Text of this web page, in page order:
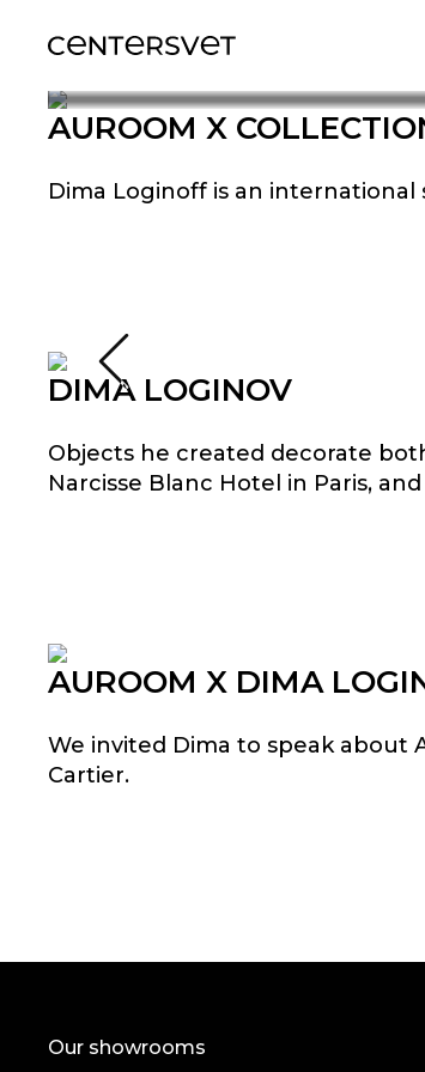
pageX DIMA LOGINOFF COLLECTION
July 8, 2021
AUROOM X
AUROOM X DIMA LOGINOFF
AUROOM X
Dima Loginoff is an
DIMA LOGINOV
Objects he created decorate
Narcisse Blanc Hotel in Paris,
AUROOM X DIMA
We invited Dima to speak about
Cartier.
Our showrooms
Декоративные светильники
Настольные лампы
Фасадные светильники
Трековая система освещения
Уличные светильники
Дорогие светильники